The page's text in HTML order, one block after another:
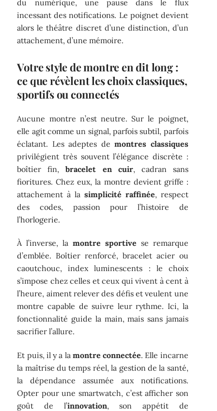
du numérique, une pause dans le flux
incessant des notifications. Le poignet devient
alors le théâtre discret d’une distinction, d’un
attachement, d’une mémoire.
Votre style de montre en dit long :
ce que révèlent les choix classiques,
sportifs ou connectés
Aucune montre n’est neutre. Sur le poignet,
elle agit comme un signal, parfois subtil, parfois
éclatant. Les adeptes demontres classiques
privilégient très souvent l’élégance discrète :
boîtier fin,bracelet en cuir, cadran sans
fioritures. Chez eux, la montre devient griffe :
attachement à la simplicité raffinée, respect
des codes, passion pour l’histoire de
l’horlogerie.
À l’inverse, la montre sportive se remarque
d’emblée. Boîtier renforcé, bracelet acier ou
caoutchouc, index luminescents : le choix
s’impose chez celles et ceux qui vivent à cent à
l’heure, aiment relever des défis et veulent une
montre capable de suivre leur rythme. Ici, la
fonctionnalité guide la main, mais sans jamais
sacrifier l’allure.
Et puis, il y a la montre connectée. Elle incarne
la maîtrise du temps réel, la gestion de la santé,
la dépendance assumée aux notifications.
Opter pour une smartwatch, c’est afficher son
goût de l’innovation, son appétit de